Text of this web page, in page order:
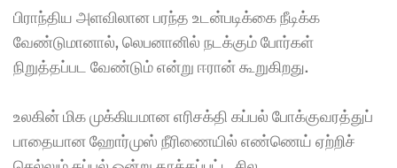
பிராந்திய அளவிலான பரந்த உடன்படிக்கை நீடிக்க
வேண்டுமானால், லெபனானில் நடக்கும் போர்கள்
நிறுத்தப்பட வேண்டும் என்று ஈரான் கூறுகிறது.
உலகின் மிக முக்கியமான எரிசக்தி கப்பல் போக்குவரத்துப்
பாதையான ஹோர்முஸ் நீரிணையில் எண்ணெய் ஏற்றிச்